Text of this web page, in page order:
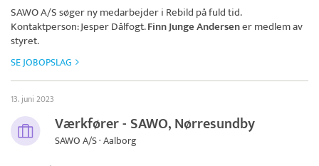
SAWO A/Ssøger ny medarbejder i Rebild på fuld tid.
Kontaktperson: Jesper Dålfogt.Finn Junge Andersener medlem av
styret.
SE JOBOPSLAG
13. juni 2023
Værkfører - SAWO, Nørresundby
SAWO A/S · Aalborg